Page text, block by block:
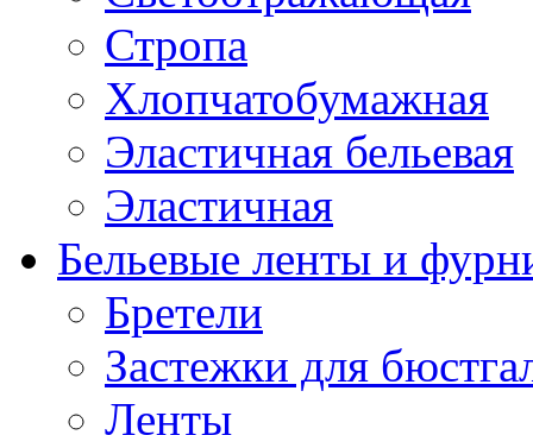
Стропа
Хлопчатобумажная
Эластичная бельевая
Эластичная
Бельевые ленты и
Бретели
Застежки для
Ленты